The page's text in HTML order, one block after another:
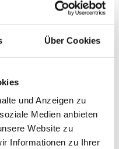
Über Cookies
und Anzeigen zu
Medien anbieten
Website zu
Informationen zu Ihrer
ist eines der
mit in- und ausländischen
dem Orchestra della
National des Pays de la
dem Prager
In den Jahren 2021 und
von Konzerten und Festivals